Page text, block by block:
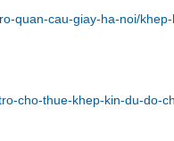
quan-cau-giay-ha-noi/
cho-thue-khep-kin-du-do-